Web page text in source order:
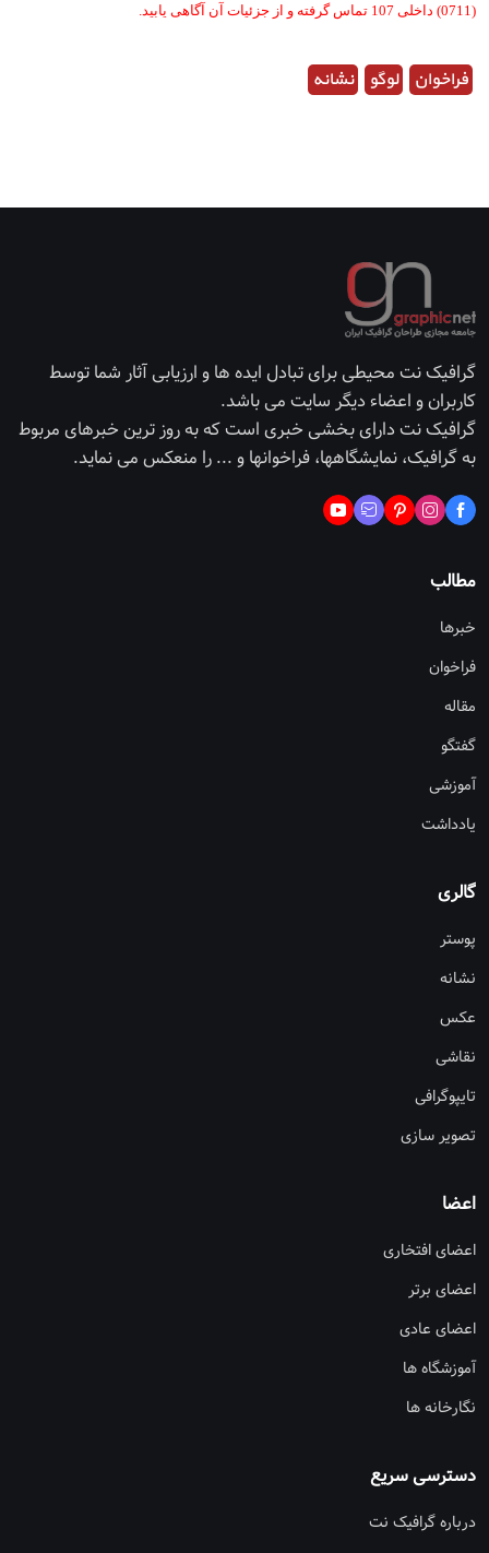
(0711) داخلی 107 تماس گرفته و از جزئیات آن آگاهی یابید.
فراخوان لوگو نشانه
گرافیک نت محیطی برای تبادل ایده ها و ارزیابی آثار شما توسط
کاربران و اعضاء دیگر سایت می باشد.
گرافیک نت دارای بخشی خبری است که به روز ترین خبرهای مربوط
به گرافیک، نمایشگاهها، فراخوانها و ... را منعکس می نماید.
مطالب
خبرها
فراخوان
مقاله
گفتگو
آموزشی
یادداشت
گالری
پوستر
نشانه
عکس
نقاشی
تایپوگرافی
تصویر سازی
اعضا
اعضای افتخاری
اعضای برتر
اعضای عادی
آموزشگاه ها
نگارخانه ها
دسترسی سریع
درباره گرافیک نت